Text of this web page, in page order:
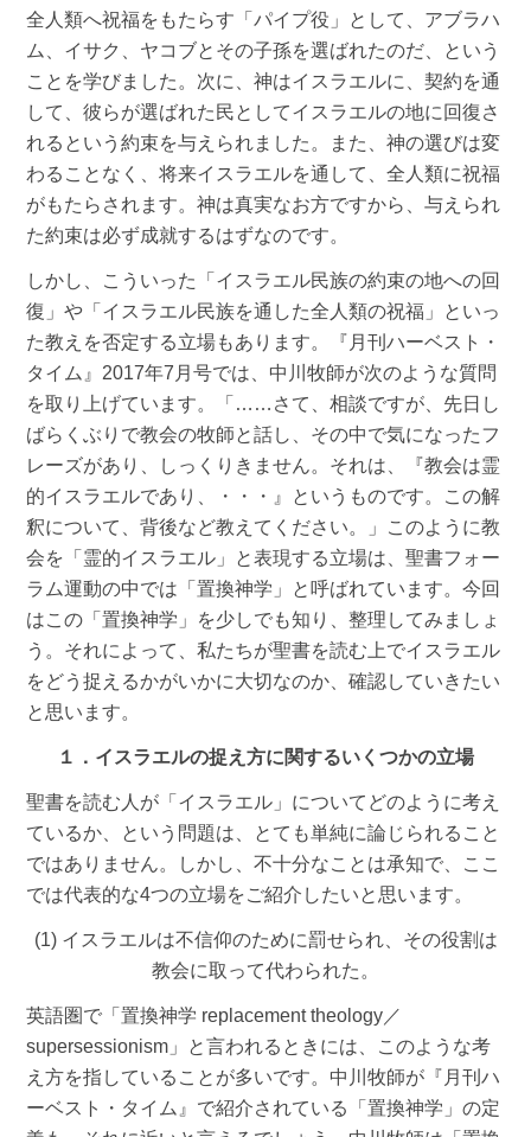
全人類へ祝福をもたらす「パイプ役」として、アブラハ
ム、イサク、ヤコブとその子孫を選ばれたのだ、という
ことを学びました。次に、神はイスラエルに、契約を通
して、彼らが選ばれた民としてイスラエルの地に回復さ
れるという約束を与えられました。また、神の選びは変
わることなく、将来イスラエルを通して、全人類に祝福
がもたらされます。神は真実なお方ですから、与えられ
た約束は必ず成就するはずなのです。
しかし、こういった「イスラエル民族の約束の地への回
復」や「イスラエル民族を通した全人類の祝福」といっ
た教えを否定する立場もあります。『月刊ハーベスト・
タイム』2017年7月号では、中川牧師が次のような質問
を取り上げています。「……さて、相談ですが、先日し
ばらくぶりで教会の牧師と話し、その中で気になったフ
レーズがあり、しっくりきません。それは、『教会は霊
的イスラエルであり、・・・』というものです。この解
釈について、背後など教えてください。」このように教
会を「霊的イスラエル」と表現する立場は、聖書フォー
ラム運動の中では「置換神学」と呼ばれています。今回
はこの「置換神学」を少しでも知り、整理してみましょ
う。それによって、私たちが聖書を読む上でイスラエル
をどう捉えるかがいかに大切なのか、確認していきたい
と思います。
１．イスラエルの捉え方に関するいくつかの立場
聖書を読む人が「イスラエル」についてどのように考え
ているか、という問題は、とても単純に論じられること
ではありません。しかし、不十分なことは承知で、ここ
では代表的な4つの立場をご紹介したいと思います。
(1) イスラエルは不信仰のために罰せられ、その役割は
教会に取って代わられた。
英語圏で「置換神学 replacement theology／
supersessionism」と言われるときには、このような考
え方を指していることが多いです。中川牧師が『月刊ハ
ーベスト・タイム』で紹介されている「置換神学」の定